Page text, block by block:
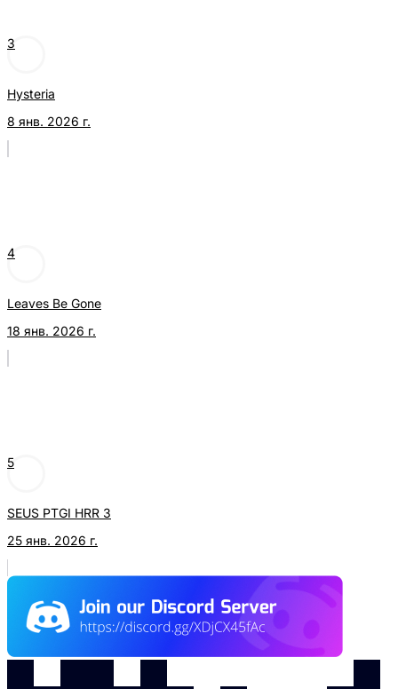
3
Hysteria
8 янв. 2026 г.
4
Leaves Be Gone
18 янв. 2026 г.
5
SEUS PTGI HRR 3
25 янв. 2026 г.